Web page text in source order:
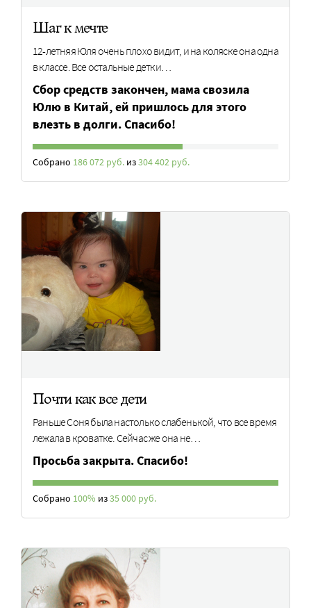
Шаг к мечте
12-летняя Юля очень плохо видит, и на коляске она одна
в классе. Все остальные детки…
Сбор средств закончен, мама свозила
Юлю в Китай, ей пришлось для этого
влезть в долги. Спасибо!
Собрано 186 072 руб. из304 402 руб.
Почти как все дети
Раньше Соня была настолько слабенькой, что все время
лежала в кроватке. Сейчас же она не…
Просьба закрыта. Спасибо!
Собрано 100% из35 000 руб.